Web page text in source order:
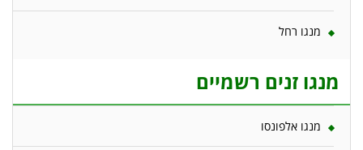
מנגו רחל
מנגו זנים רשמיים
מנגו אלפונסו